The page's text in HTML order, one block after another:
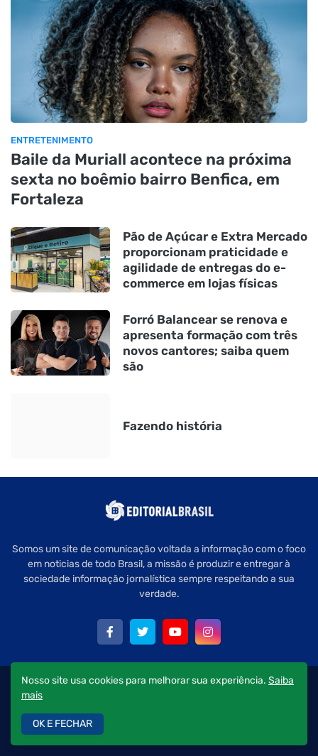
ENTRETENIMENTO
Baile da Muriall acontece na próxima
sexta no boêmio bairro Benfica, em
Fortaleza
Pão de Açúcar e Extra Mercado
proporcionam praticidade e
agilidade de entregas do e-
commerce em lojas físicas
Forró Balancear se renova e
apresenta formação com três
novos cantores; saiba quem
são
Fazendo história
Somos um site de comunicação voltada a informação com o foco
em noticias de todo Brasil, a missão é produzir e entregar à
sociedade informação jornalística sempre respeitando a sua
verdade.
Copyright © 2022 Editorial Brasil - Todos os direitos reservados.
Quem Somos
Nosso site usa cookies para melhorar sua experiência. Saiba
mais
OK E FECHAR